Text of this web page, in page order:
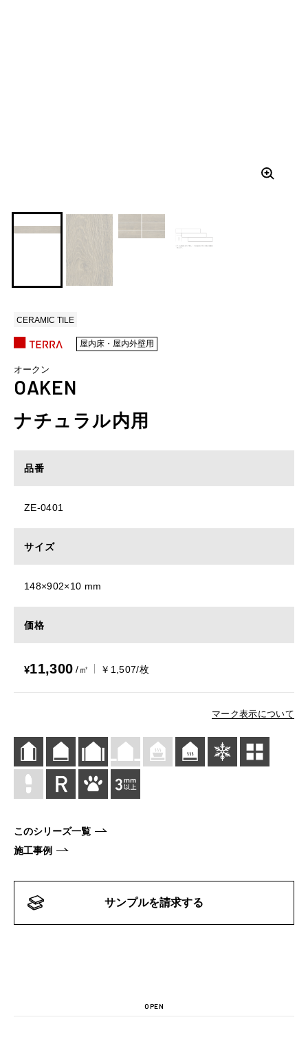
CERAMIC TILE
屋内床・屋内外壁用
オークン
OAKEN
ナチュラル内用
品番
ZE-0401
サイズ
148×902×10 mm
価格
¥11,300 /㎡ ￥1,507/枚
マーク表示について
このシリーズ一覧
施工事例
サンプルを請求する
OPEN